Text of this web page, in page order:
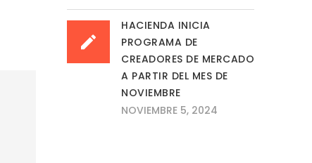
HACIENDA INICIA
PROGRAMA DE
CREADORES DE MERCADO
A PARTIR DEL MES DE
NOVIEMBRE
NOVIEMBRE 5, 2024